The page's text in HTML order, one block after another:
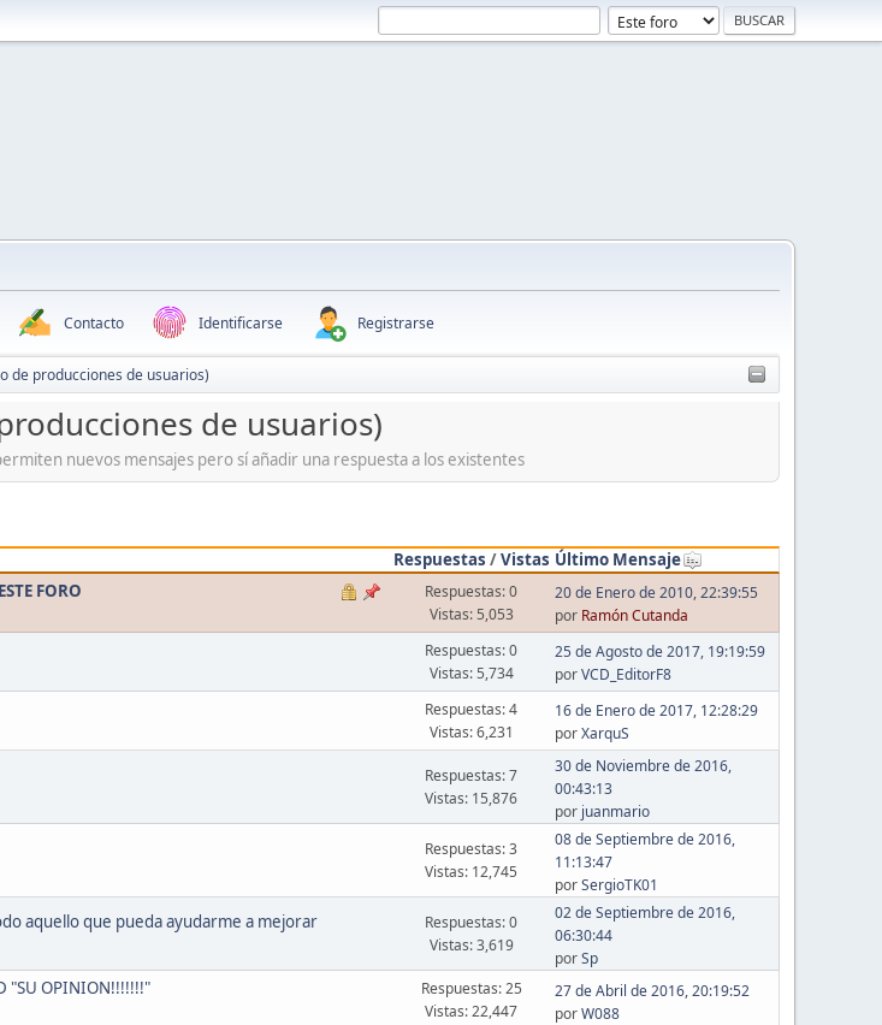
Contacto Identificarse Registrarse
de producciones de usuarios)
de usuarios)
nuevos mensajes pero sí añadir una respuesta a los existentes
Respuestas /Vistas Último Mensaje
FORO
Respuestas: 0
Vistas: 5,053
20 de Enero de 2010, 22:39:55
por Ramón Cutanda
Respuestas: 0
Vistas: 5,734
25 de Agosto de 2017, 19:19:59
porVCD_EditorF8
Respuestas: 4
Vistas: 6,231
16 de Enero de 2017, 12:28:29
porXarquS
Respuestas: 7
Vistas: 15,876
30 de Noviembre de 2016,
00:43:13
por juanmario
Respuestas: 3
Vistas: 12,745
08 de Septiembre de 2016,
11:13:47
porSergioTK01
aquello que pueda ayudarme a mejorar
Respuestas: 0
Vistas: 3,619
02 de Septiembre de 2016,
06:30:44
porSp
"SU OPINION!!!!!!!"
Respuestas: 25
Vistas: 22,447
27 de Abril de 2016, 20:19:52
porW088